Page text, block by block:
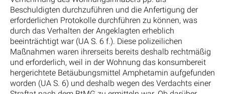
Beschuldigten durchzuführen und die Anfertigung der
erforderlichen Protokolle durchführen zu können, was
durch das Verhalten der Angeklagten erheblich
beeinträchtigt war (UA S. 6 f.). Diese polizeilichen
Maßnahmen waren ihrerseits bereits deshalb rechtmäßig
und erforderlich, weil in der Wohnung das konsumbereit
hergerichtete Betäubungsmittel Amphetamin aufgefunden
worden (UA S. 6) und deshalb wegen des Verdachts einer